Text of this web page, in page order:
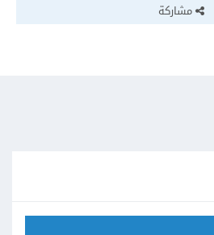
مشاركة